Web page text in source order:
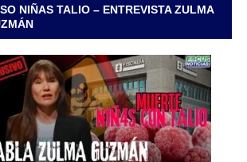
NIÑAS TALIO – ENTREVISTA ZULMA